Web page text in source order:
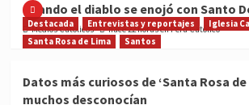
Cuando el diablo se enojó con Santo
Medios Católicos hace 22 horas en Perú Católico
Destacada Entrevistas y reportajes Iglesia
Santa Rosa de Lima
Santos
Datos más curiosos de ‘Santa Rosa de
muchos desconocían